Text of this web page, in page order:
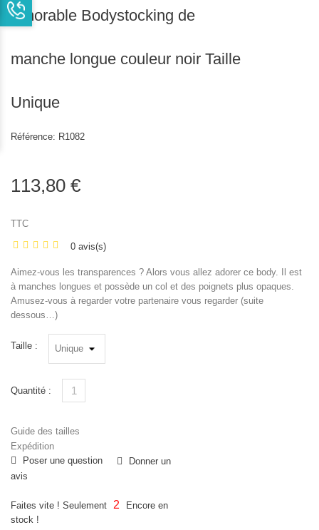
Amorable Bodystocking de
manche longue couleur noir Taille
Unique
Référence: R1082
113,80 €
TTC
0 avis(s)
Aimez-vous les transparences ? Alors vous allez adorer ce body. Il est
à manches longues et possède un col et des poignets plus opaques.
Amusez-vous à regarder votre partenaire vous regarder (suite
dessous…)
Taille :
Quantité :
Guide des tailles
Expédition
Poser une question
Donner un
avis
Faites vite ! Seulement 2
Encore en
stock !